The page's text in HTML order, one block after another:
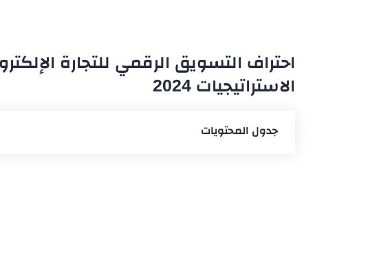
احتراف التسويق الرقمي للتجارة
الاستراتيجيات 2024
جدول المحتويات